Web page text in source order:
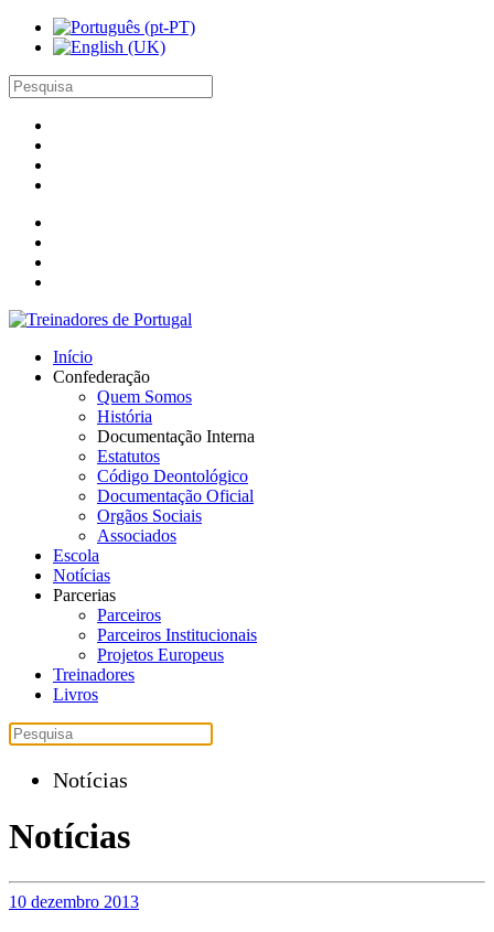
Início
Confederação
Quem Somos
História
Documentação Interna
Estatutos
Código Deontológico
Documentação Oficial
Orgãos Sociais
Associados
Escola
Notícias
Parcerias
Parceiros
Parceiros Institucionais
Projetos Europeus
Treinadores
Livros
Notícias
Notícias
10 dezembro 2013